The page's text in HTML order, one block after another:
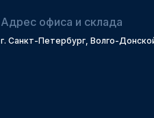
Адрес офиса и склада
г. Санкт-Петербург, Волго-